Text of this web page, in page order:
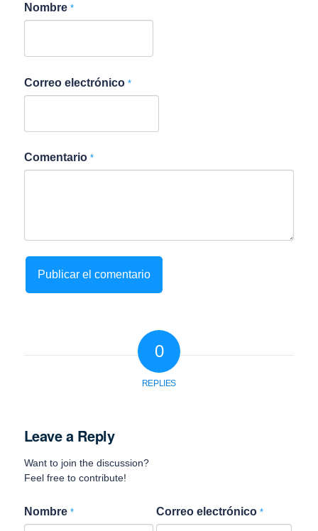
Nombre *
Correo electrónico *
Comentario *
0
REPLIES
Leave a Reply
Want to join the discussion?
Feel free to contribute!
Nombre * Correo electrónico*